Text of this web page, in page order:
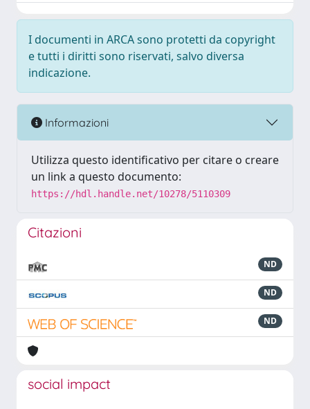
I documenti in ARCA sono protetti da copyright
e tutti i diritti sono riservati, salvo diversa
indicazione.
Informazioni
Utilizza questo identificativo per citare o creare
un link a questo documento:
https://hdl.handle.net/10278/5110309
Citazioni
ND
ND
ND
social impact